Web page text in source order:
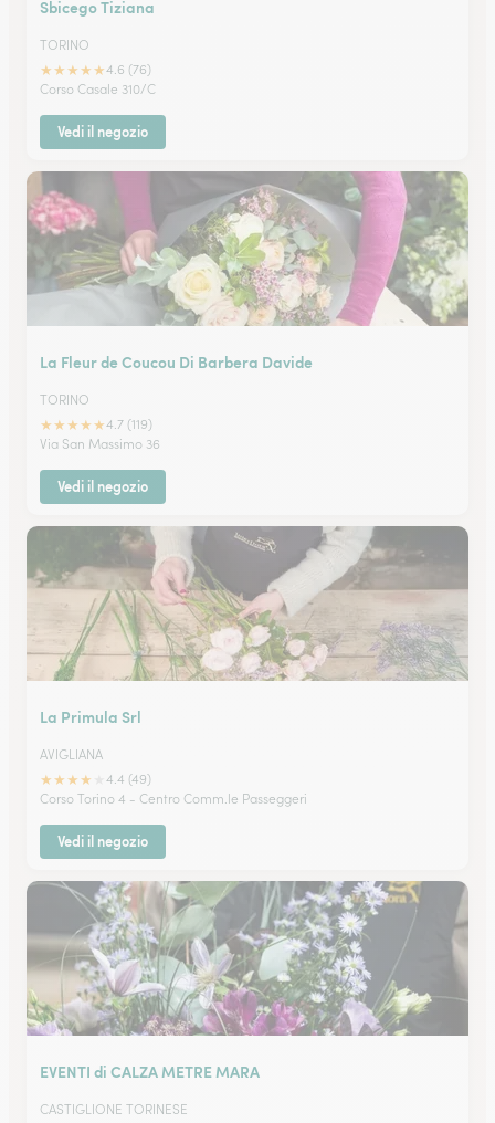
Sbicego Tiziana
TORINO
★★★★★4.6 (76)
Corso Casale 310/C
Vedi il negozio
La Fleur de Coucou Di Barbera Davide
TORINO
★★★★★4.7 (119)
Via San Massimo 36
Vedi il negozio
La Primula Srl
AVIGLIANA
★★★★
4.4 (49)
Corso Torino 4 - Centro Comm.le Passeggeri
Vedi il negozio
EVENTI di CALZA METRE MARA
CASTIGLIONE TORINESE